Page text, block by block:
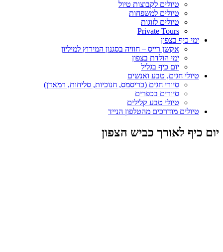
טיולים לקבוצות טיול
טיולים למשפחות
טיולים לזוגות
Private Tours
ימי כיף בצפון
אקשן רייס – חוויה בסגנון המירוץ למיליון
ימי הולדת בצפון
יום כיף בגליל
טיולי חגים, טבע ואנשים
סיורי חגים (כריסמס, חנוכיות, סליחות, רמאדן)
סיורים בכפרים
טיולי טבע קלילים
טיולים מודרכים מהטלפון הנייד
יום כיף לאורך כביש הצפון